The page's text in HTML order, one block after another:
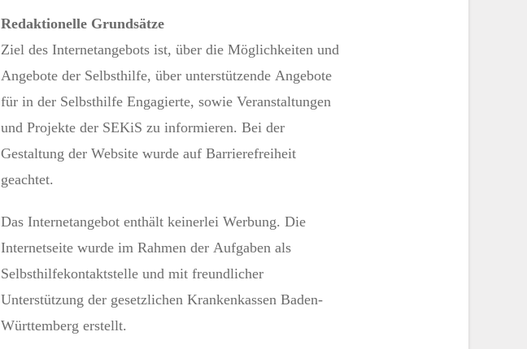
Redaktionelle Grundsätze
Ziel des Internetangebots ist, über die Möglichkeiten und
Angebote der Selbsthilfe, über unterstützende Angebote
für in der Selbsthilfe Engagierte, sowie Veranstaltungen
und Projekte der SEKiS zu informieren. Bei der
Gestaltung der Website wurde auf Barrierefreiheit
geachtet.
Das Internetangebot enthält keinerlei Werbung. Die
Internetseite wurde im Rahmen der Aufgaben als
Selbsthilfekontaktstelle und mit freundlicher
Unterstützung der gesetzlichen Krankenkassen Baden-
Württemberg erstellt.